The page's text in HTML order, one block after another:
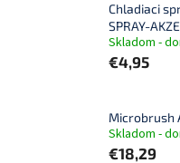
Chladiaci
SPRAY-
Skladom -
€4,95
Microbrush
Skladom -
€18,29